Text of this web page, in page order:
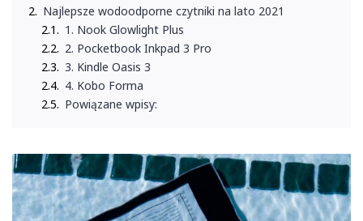
Najlepsze wodoodporne czytniki na lato 2021
1. Nook Glowlight Plus
2. Pocketbook Inkpad 3 Pro
3. Kindle Oasis 3
4. Kobo Forma
Powiązane wpisy: